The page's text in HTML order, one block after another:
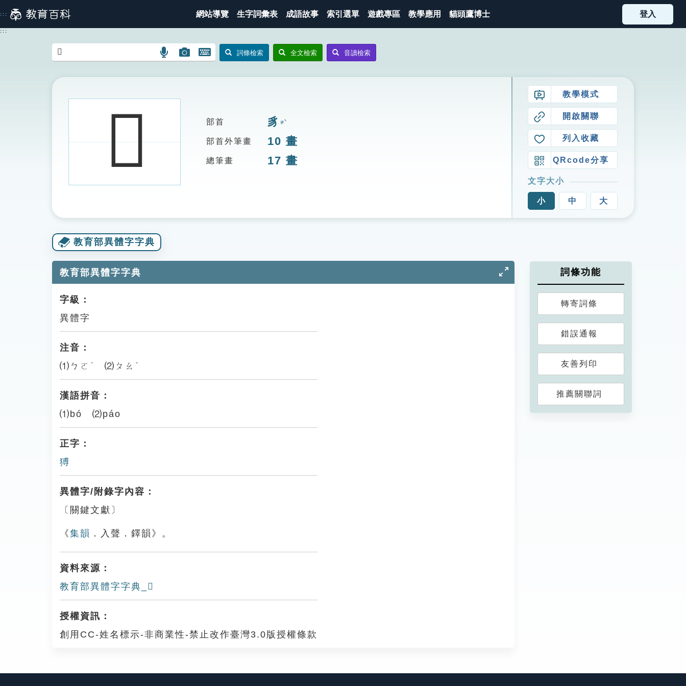
到
主
::: 網站導覽 生字詞彙表 成語故事 索引選單 遊戲專區 教學應用 貓頭鷹博士 登入
:::
語
搜
圖
圖
搜
開
鍵
詞條檢索 全文檢索 音讀檢索
𧳵 部首 豸 ㄓˋ
部首外筆畫 10 畫
總筆畫 17 畫
教學模式
開啟關聯
列入收藏
QRcode分享
文字大小
小 中 大
教育部異體字字典
教育部異體字字典
字級：
異體字
注音：
⑴ㄅㄛˊ ⑵ㄆㄠˊ
漢語拼音：
⑴bó ⑵páo
正字：
猼
異體字/附錄字內容：
〔關鍵文獻〕
《集韻 ．入聲．鐸韻》。
資料來源：
教育部異體字字典_𧳵
授權資訊：
創用CC-姓名標示-非商業性-禁止改作臺灣3.0版授權條款
詞條功能
轉寄詞條
錯誤通報
友善列印
推薦關聯詞